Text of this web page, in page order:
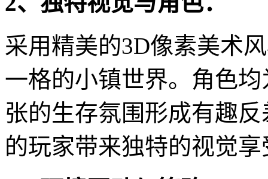
采用精美的3D像素美术
一格的小镇世界。角色
张的生存氛围形成有趣
的玩家带来独特的视觉享